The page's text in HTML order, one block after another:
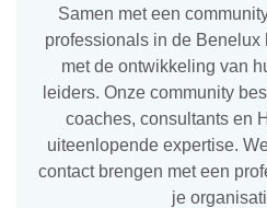
Samen met een
professionals in de
met de ontwikkeling van
leiders. Onze community
coaches, consultants en
uiteenlopende expertise.
contact brengen met een
je